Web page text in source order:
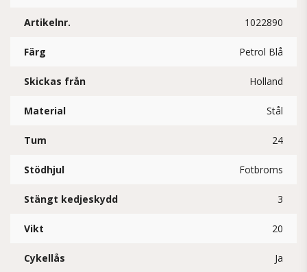
Artikelnr. 1022890
Färg Petrol Blå
Skickas från Holland
Material Stål
Tum 24
Stödhjul Fotbroms
Stängt kedjeskydd 3
Vikt 20
Cykellås Ja